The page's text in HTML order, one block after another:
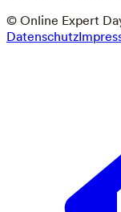
© Online Expert
Datenschutz